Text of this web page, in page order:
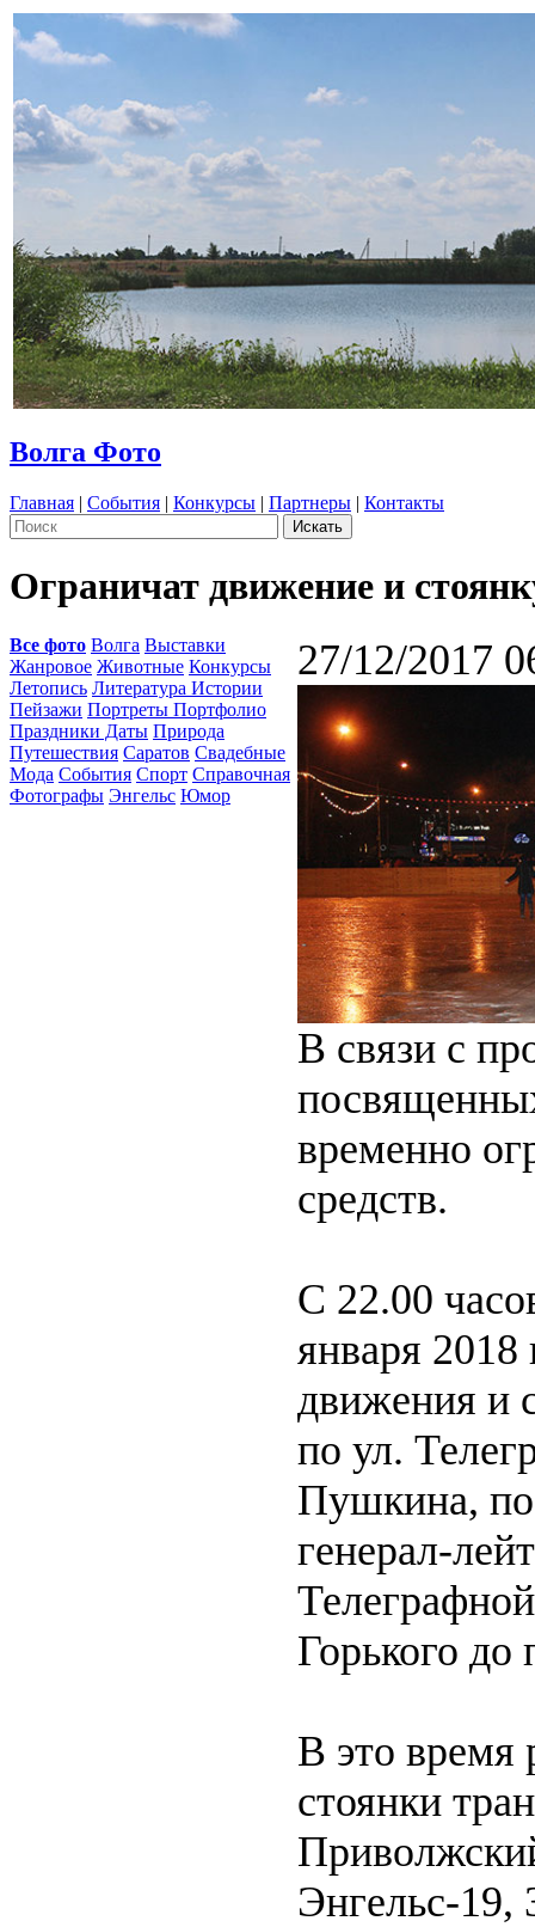
Волга Фото
Главная | События | Конкурсы | Партнеры | Контакты
Ограничат движение и
Все фото Волга Выставки
Жанровое Животные Конкурсы
Летопись Литература Истории
Пейзажи Портреты Портфолио
Праздники Даты Природа
Путешествия Саратов Свадебные
Мода События Спорт Справочная
Фотографы Энгельс Юмор
27/12/2017
В связи с
временно
средств.
С 22.00
января
движения и
по ул.
Пушкина, по
генерал-
Горького
В это время
стоянки
Энгельс-19,